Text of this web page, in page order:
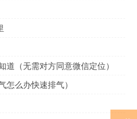
（无需对方同意微信定位）
怎么办快速排气）